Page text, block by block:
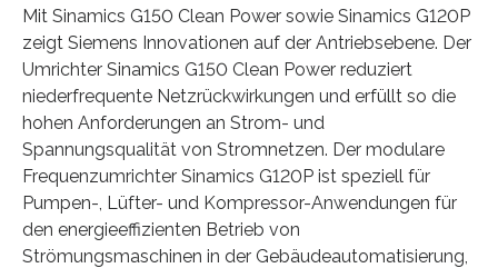
Mit Sinamics G150 Clean Power sowie Sinamics G120P
zeigt Siemens Innovationen auf der Antriebsebene. Der
Umrichter Sinamics G150 Clean Power reduziert
niederfrequente Netzrückwirkungen und erfüllt so die
hohen Anforderungen an Strom- und
Spannungsqualität von Stromnetzen. Der modulare
Frequenzumrichter Sinamics G120P ist speziell für
Pumpen-, Lüfter- und Kompressor-Anwendungen für
den energieeffizienten Betrieb von
Strömungsmaschinen in der Gebäudeautomatisierung,